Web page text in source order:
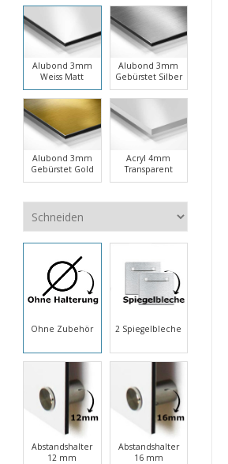
Alubond 3mm
Weiss Matt
Alubond 3mm
Gebürstet Silber
Alubond 3mm
Gebürstet Gold
Acryl 4mm
Transparent
Ohne Zubehör 2 Spiegelbleche
Abstandshalter
12 mm
Abstandshalter
16 mm